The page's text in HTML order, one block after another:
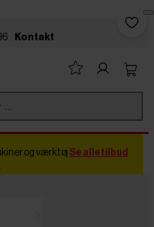
Kontakt
og værktøj Se alle tilbud